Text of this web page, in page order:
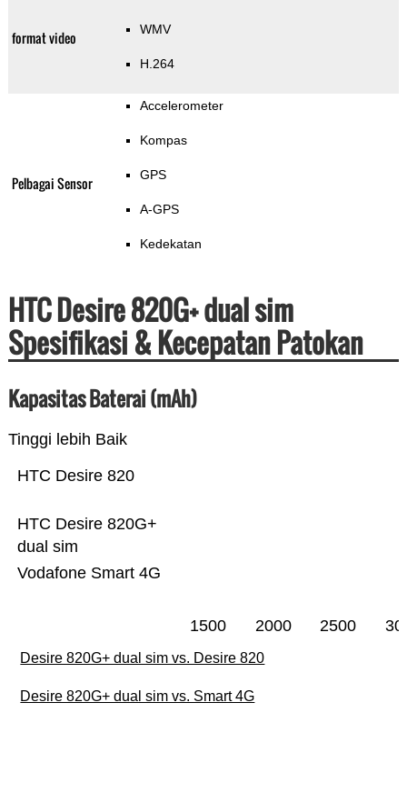
format video WMV
H.264
Pelbagai Sensor
Accelerometer
Kompas
GPS
A-GPS
Kedekatan
HTC Desire 820G+ dual sim
Spesifikasi & Kecepatan Patokan
Kapasitas Baterai (mAh)
Tinggi lebih Baik
Vodafone Smart 4G
HTC Desire 820G+
dual sim
HTC Desire 820
1500 2000 2500
Desire 820G+ dual sim vs. Desire 820
Desire 820G+ dual sim vs. Smart 4G